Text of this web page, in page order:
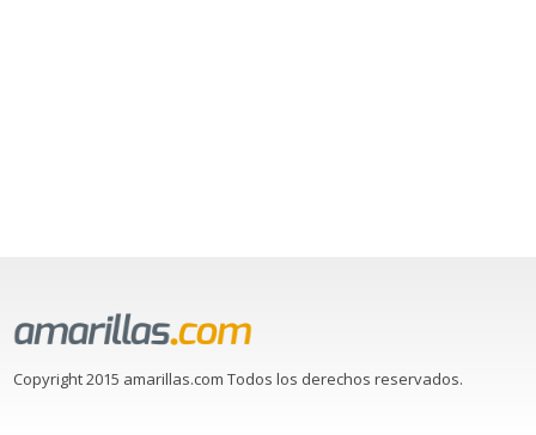
Copyright 2015 amarillas.com Todos los derechos reservados.